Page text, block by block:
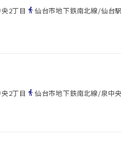
2丁目 directions_walk 仙台市地下鉄南北線/仙台
2丁目 directions_walk 仙台市地下鉄南北線/泉中